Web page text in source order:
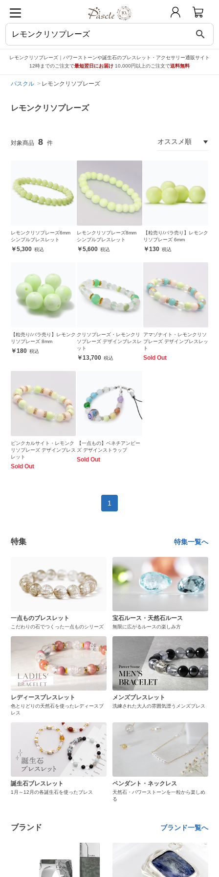
search
レモンクリソプレーズ｜パワーストーンや誕生石のブレスレット・アクセサリー通販サイト
12時までのご注文で最短翌日にお届け 10,000円以上のご注文で送料無料
パスクル レモンクリソプレーズ
レモンクリソプレーズ
8
レモンクリソプレーズ6mm
シンプルブレスレット
5,300
レモンクリソプレーズ8mm
シンプルブレスレット
5,600
【粒売り/バラ売り】レモンク
リソプレーズ 6mm
130
【粒売り/バラ売り】レモンク
リソプレーズ 8mm
180
クリソプレーズ・レモンクリ
ソプレーズ デザインブレスレ
ット
13,700
アマゾナイト・レモンクリソ
プレーズ デザインブレスレッ
ト
Sold Out
ピンクカルサイト・レモンク
リソプレーズ デザインブレス
レット
Sold Out
【一点もの】ベネチアンビー
ズ デザインストラップ
Sold Out
1
特集 特集一覧へ
一点ものブレスレット
こだわりの石でつくった一点ものシリーズ
宝石ルース・天然石ルース
無限に広がるルースの楽しみ方
レディースブレスレット
色とりどりの天然石を使ったレディースブ
レス
メンズブレスレット
洗練された大人の雰囲気漂うメンズブレス
誕生石ブレスレット
1月～12月の各誕生石を使ったブレス
ペンダント・ネックレス
天然石・パワーストーンを一粒から楽しめ
る
ブランド ブランド一覧へ